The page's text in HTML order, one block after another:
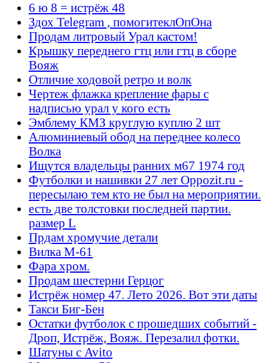
6 ю 8 = истрёж 48
Здох Telegram , помогитеклОпОна
Продам литровый Урал кастом!
Крышку переднего гтц или гтц в сборе
Вояж
Отличие ходовой ретро и волк
Чертеж флажка крепление фары с
надписью урал у кого есть
Эмблему КМЗ круглую куплю 2 шт
Алюминиевый обод на переднее колесо
Волка
Ищутся владельцы ранних м67 1974 год
Футболки и нашивки 27 лет Oppozit.ru -
пересылаю тем кто не был на мероприятии.
есть две толстовки последней партии.
размер L
Прдам хромучие детали
Вилка М-61
Фара хром.
Продам шестерни Герцог
Истрёж номер 47. Лето 2026. Вот эти даты
Такси Биг-Бен
Остатки футболок с прошедших событий -
Дроп, Истрёж, Вояж. Перезалил фотки.
Шатуны с Avito